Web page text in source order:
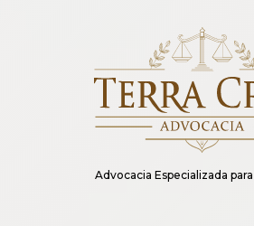
Advocacia Especializada